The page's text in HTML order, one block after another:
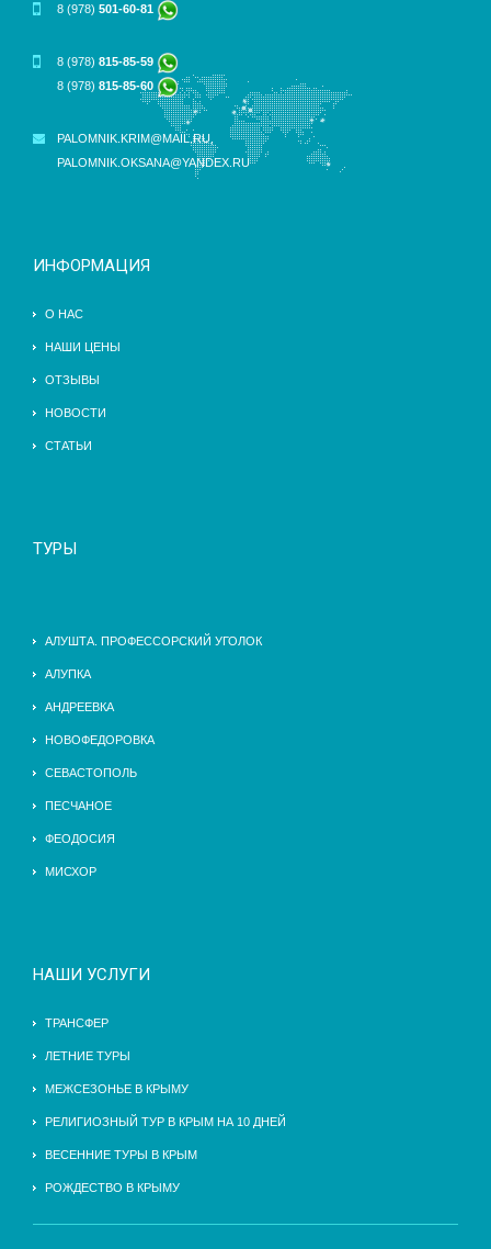
8 (978) 501-60-81
8 (978) 815-85-59
8 (978) 815-85-60
PALOMNIK.KRIM@MAIL.RU
PALOMNIK.OKSANA@YANDEX.RU
ИНФОРМАЦИЯ
О НАС
НАШИ ЦЕНЫ
ОТЗЫВЫ
НОВОСТИ
СТАТЬИ
ТУРЫ
АЛУШТА. ПРОФЕССОРСКИЙ УГОЛОК
АЛУПКА
АНДРЕЕВКА
НОВОФЕДОРОВКА
СЕВАСТОПОЛЬ
ПЕСЧАНОЕ
ФЕОДОСИЯ
МИСХОР
НАШИ УСЛУГИ
ТРАНСФЕР
ЛЕТНИЕ ТУРЫ
МЕЖСЕЗОНЬЕ В КРЫМУ
РЕЛИГИОЗНЫЙ ТУР В КРЫМ НА 10 ДНЕЙ
ВЕСЕННИЕ ТУРЫ В КРЫМ
РОЖДЕСТВО В КРЫМУ